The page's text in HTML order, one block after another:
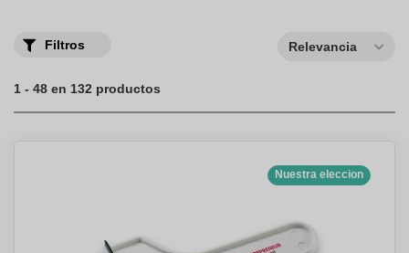
Filtros Relevancia
1 - 48 en 132 productos
Nuestra eleccion